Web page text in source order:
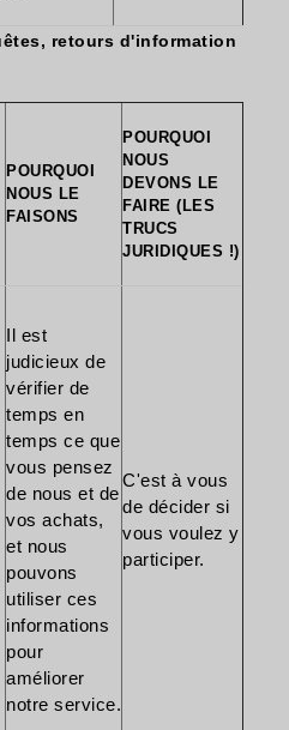
retours d'information
POURQUOI
NOUS LE
FAISONS
POURQUOI
NOUS
DEVONS LE
FAIRE (LES
TRUCS
JURIDIQUES !)
Il est
judicieux de
vérifier de
temps en
temps ce que
vous pensez
de nous et de
vos achats,
et nous
pouvons
utiliser ces
informations
pour
améliorer
notre service.
C'est à vous
de décider si
vous voulez y
participer.